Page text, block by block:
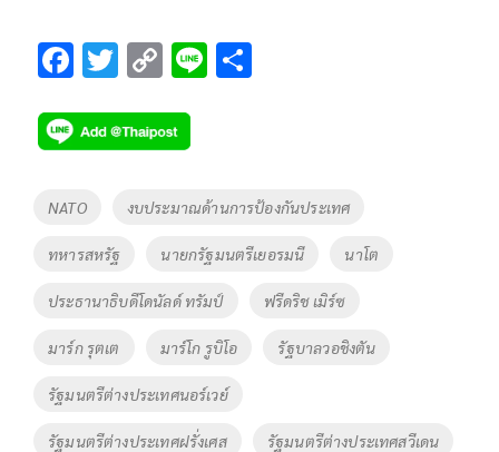
F
e
b
o
k
T
tt
er
C
p
y
Li
k
Li
Tags
NATO งบประมาณด้านการป้องกันประเทศ
ทหารสหรัฐ นายกรัฐมนตรีเยอรมนี นาโต
ประธานาธิบดีโดนัลด์ ทรัมป์ ฟรีดริช เมิร์ซ
มาร์ก รุตเต มาร์โก รูบิโอ รัฐบาลวอชิงตัน
รัฐมนตรีต่างประเทศนอร์เวย์
รัฐมนตรีต่างประเทศฝรั่งเศส รัฐมนตรีต่างประเทศสวีเดน